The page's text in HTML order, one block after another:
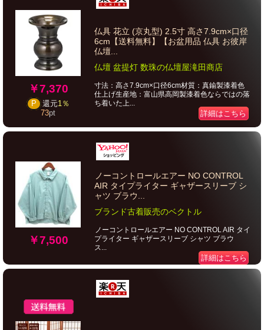
￥7,370
P 還元1％
73pt
仏具 花立 (京丸型) 2.5寸 高さ7.9cm×口径
6cm【送料無料】【お盆用品 仏具 お彼岸
仏壇...
仏壇 盆提灯 数珠の仏壇屋滝田商店
寸法：高さ7.9cm×口径6cm材質：真鍮製漆着色
仕上げ生産地：富山県高岡製漆着色ならではの落
ち着いた上...
詳細はこちら
￥7,500
ノーコントロールエアー NO CONTROL
AIR タイプライター ギャザースリーブ シ
ャツ ブラウ...
ブランド古着販売のベクトル
ノーコントロールエアー NO CONTROL AIR タイ
プライター ギャザースリーブ シャツ ブラウ
ス...
詳細はこちら